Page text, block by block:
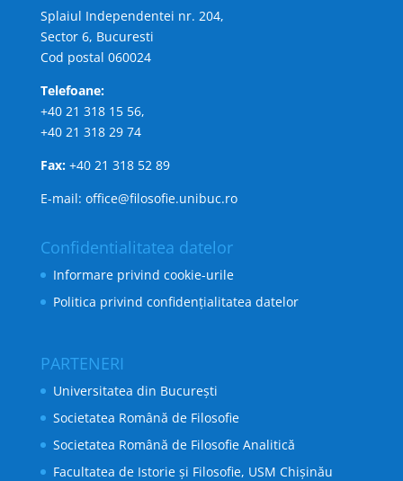
Splaiul Independentei nr. 204,
Sector 6, Bucuresti
Cod postal 060024
Telefoane:
+40 21 318 15 56,
+40 21 318 29 74
Fax: +40 21 318 52 89
E-mail: office@filosofie.unibuc.ro
Confidentialitatea datelor
Informare privind cookie-urile
Politica privind confidențialitatea datelor
PARTENERI
Universitatea din București
Societatea Română de Filosofie
Societatea Română de Filosofie Analitică
Facultatea de Istorie și Filosofie, USM Chișinău